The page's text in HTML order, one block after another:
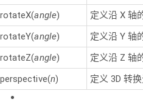
rotateX(angle)
定义沿 X 轴
rotateY(angle)
定义沿 Y 轴
rotateZ(angle)
定义沿 Z 轴
perspective(n) 定义 3D 转